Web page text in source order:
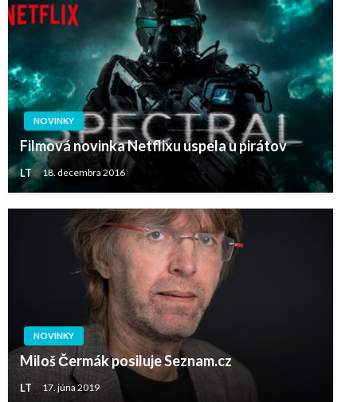
NOVINKY
Filmová novinka Netflixu uspela u pirátov
LT 18. decembra 2016
NOVINKY
Miloš Čermák posiluje Seznam.cz
LT 17. júna 2019